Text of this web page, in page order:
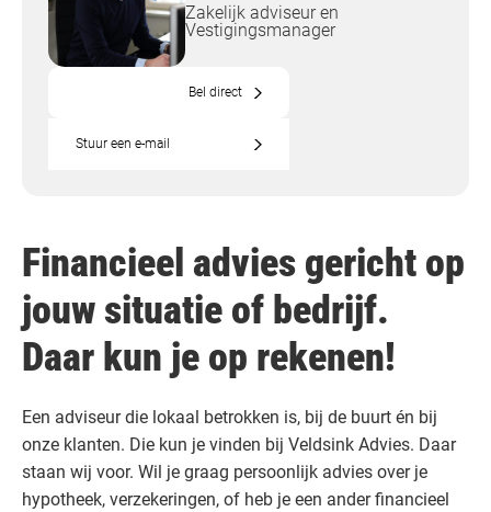
Zakelijk adviseur en
Vestigingsmanager
Bel direct
Stuur een e-mail
Financieel advies gericht op
jouw situatie of bedrijf.
Daar kun je op rekenen!
Een adviseur die lokaal betrokken is, bij de buurt én bij
onze klanten. Die kun je vinden bij Veldsink Advies. Daar
staan wij voor. Wil je graag persoonlijk advies over je
hypotheek, verzekeringen, of heb je een ander financieel